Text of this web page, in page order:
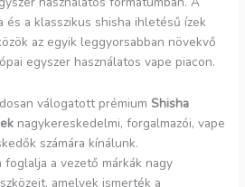
a klasszikus shisha ihletésű ízek
az egyik leggyorsabban növekvő
egyszer használatos vape piacon.
válogatott prémium Shisha
nagykereskedelmi, forgalmazói, vape
számára kínálunk.
foglalja a vezető márkák nagy
amelyek ismerték a